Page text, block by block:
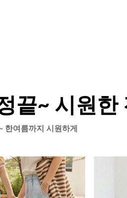
끝~ 시원한
한여름까지 시원하게